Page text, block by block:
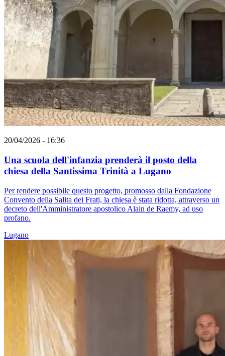
20/04/2026 - 16:36
Una scuola dell'infanzia prenderà il posto della
chiesa della Santissima Trinità a Lugano
Per rendere possibile questo progetto, promosso dalla Fondazione
Convento della Salita dei Frati, la chiesa è stata ridotta, attraverso un
decreto dell'Amministratore apostolico Alain de Raemy, ad uso
profano.
Lugano